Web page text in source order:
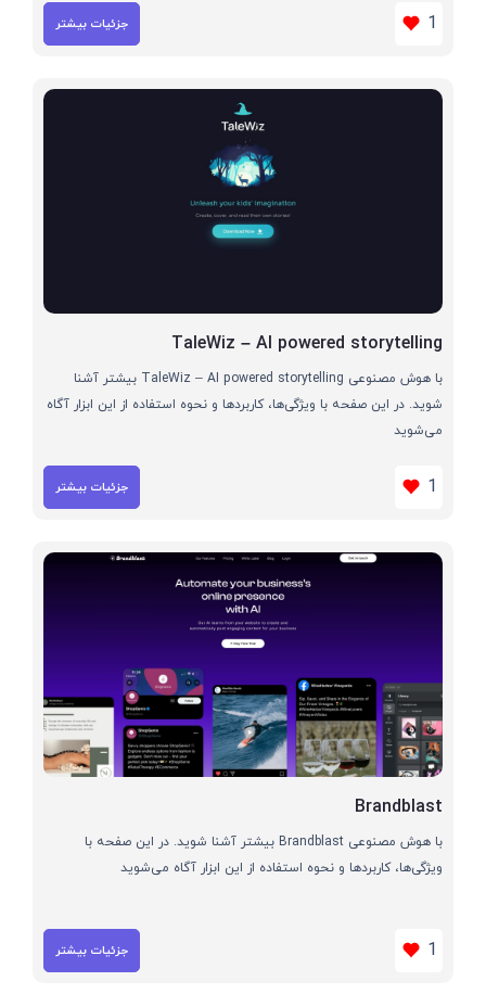
1 جزئیات بیشتر
TaleWiz – AI powered storytelling
با هوش مصنوعی TaleWiz – AI powered storytelling بیشتر آشنا
شوید. در این صفحه با ویژگی‌ها، کاربردها و نحوه استفاده از این ابزار آگاه
می‌شوید
1 جزئیات بیشتر
Brandblast
با هوش مصنوعی Brandblast بیشتر آشنا شوید. در این صفحه با
ویژگی‌ها، کاربردها و نحوه استفاده از این ابزار آگاه می‌شوید
1 جزئیات بیشتر